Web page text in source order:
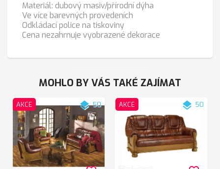
Materiál: dubový masiv/přírodní dýha
Ve více barevných provedeních
Odkládací police na tiskoviny
Cena nezahrnuje vyobrazené dekorace
MOHLO BY VÁS TAKÉ ZAJÍMAT
AKCE layers50 AKCE layers 50